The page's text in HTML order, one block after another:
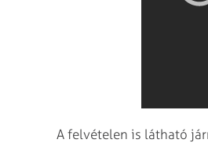
A felvételen is látható